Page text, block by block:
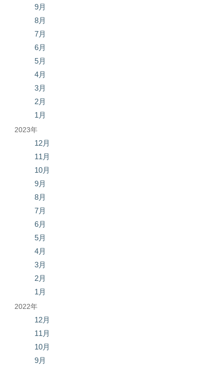
9月
8月
7月
6月
5月
4月
3月
2月
1月
2023年
12月
11月
10月
9月
8月
7月
6月
5月
4月
3月
2月
1月
2022年
12月
11月
10月
9月